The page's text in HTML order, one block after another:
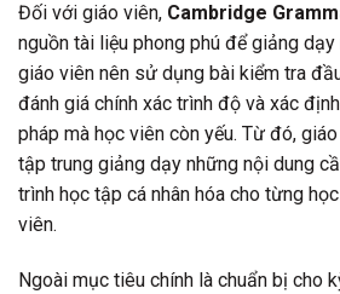
Đối với giáo viên, Cambridge
nguồn tài liệu phong phú để giảng
giáo viên nên sử dụng bài kiểm tra
đánh giá chính xác trình độ và xác
pháp mà học viên còn yếu. Từ đó,
tập trung giảng dạy những nội dung
trình học tập cá nhân hóa cho từng
viên.
Ngoài mục tiêu chính là chuẩn bị cho